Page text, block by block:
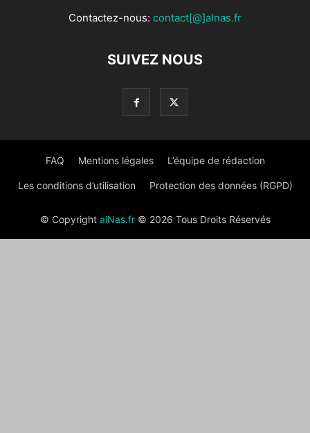
Contactez-nous: contact[@]alnas.fr
SUIVEZ NOUS
FAQ Mentions légales L’équipe de rédaction
Les conditions d’utilisation Protection des données (RGPD)
© Copyright alNas.fr© 2026 Tous Droits Réservés